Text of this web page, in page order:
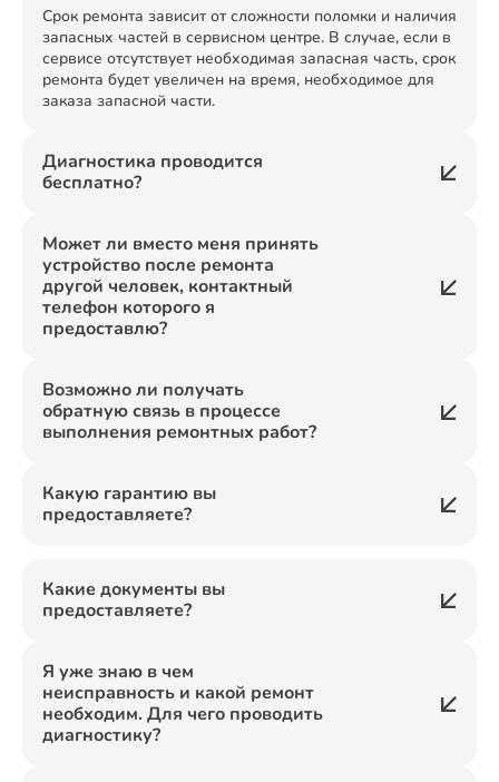
Срок ремонта зависит от сложности поломки и наличия
запасных частей в сервисном центре. В случае, если в
сервисе отсутствует необходимая запасная часть, срок
ремонта будет увеличен на время, необходимое для
заказа запасной части.
Диагностика проводится
бесплатно?
Может ли вместо меня принять
устройство после ремонта
другой человек, контактный
телефон которого я
предоставлю?
Возможно ли получать
обратную связь в процессе
выполнения ремонтных работ?
Какую гарантию вы
предоставляете?
Какие документы вы
предоставляете?
Я уже знаю в чем
неисправность и какой ремонт
необходим. Для чего проводить
диагностику?